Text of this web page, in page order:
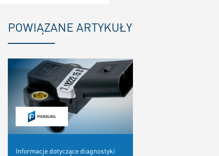
POWIĄZANE ARTYKUŁY
Informacje dotyczące diagnostyki